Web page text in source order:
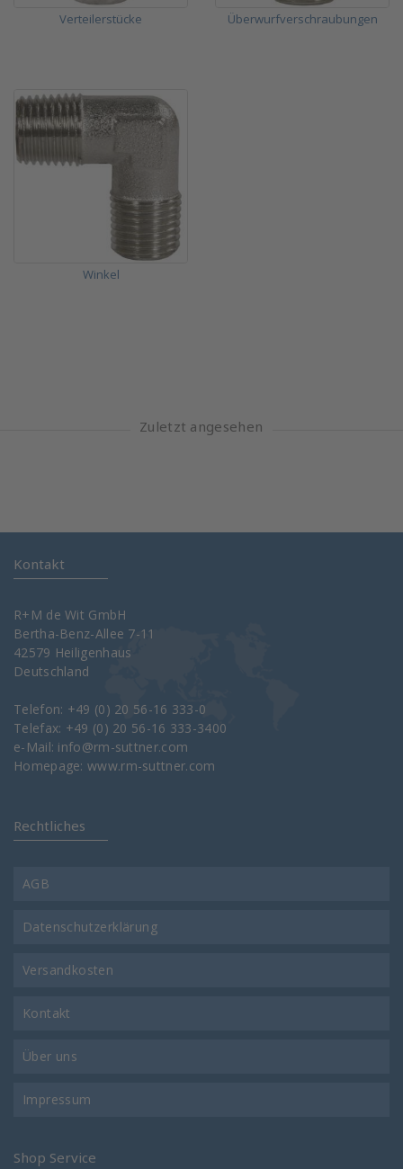
Verteilerstücke Überwurfverschraubungen
Winkel
Zuletzt angesehen
Kontakt
R+M de Wit GmbH
Bertha-Benz-Allee 7-11
42579 Heiligenhaus
Deutschland
Telefon: +49 (0) 20 56-16 333-0
Telefax: +49 (0) 20 56-16 333-3400
e-Mail: info@rm-suttner.com
Homepage:www.rm-suttner.com
Rechtliches
AGB
Datenschutzerklärung
Versandkosten
Kontakt
Über uns
Impressum
Shop Service